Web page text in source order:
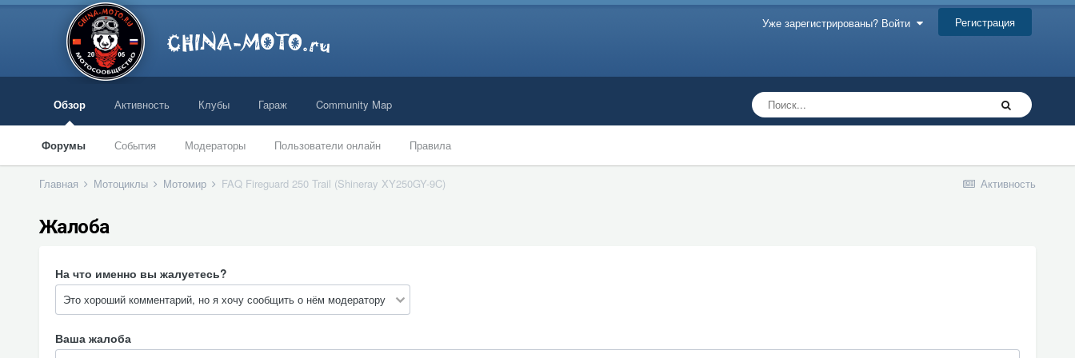
Уже зарегистрированы? Войти Регистрация
Обзор
Форумы События Модераторы Пользователи онлайн Правила
Активность Клубы Гараж Community Map
Активность
Главная Мотоциклы Мотомир FAQ Fireguard 250 Trail (Shineray XY250GY-9C)
Жалоба
На что именно вы жалуетесь?
Ваша жалоба